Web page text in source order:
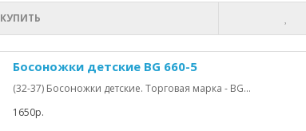
КУПИТЬ
Босоножки детские BG 660-5
(32-37) Босоножки детские. Торговая марка - BG...
1650р.